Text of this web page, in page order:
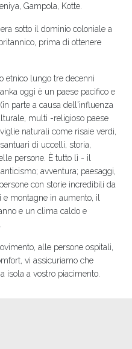
Gampola, Kotte.
sotto il dominio coloniale a
prima di ottenere
etnico lungo tre decenni
oggi è un paese pacifico e
parte a causa dell'influenza
multi -religioso paese
naturali come risaie verdi,
di uccelli, storia,
persone. È tutto lì - il
avventura; paesaggi,
con storie incredibili da
montagne in aumento, il
e un clima caldo e
alle persone ospitali,
vi assicuriamo che
isola a vostro piacimento.